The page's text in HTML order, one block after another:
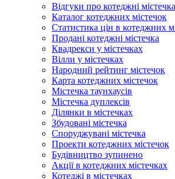
Відгуки про котеджні містечка
Каталог котеджних містечок
Статистика цін в котеджних
Продані котеджні містечка
Квадрекси у містечках
Вілли у містечках
Народний рейтинг містечок
Карта котеджних містечок
Містечка таунхаусів
Містечка дуплексів
Ділянки в містечках
Збудовані містечка
Споруджувані містечка
Проекти котеджних містечок
Будівництво зупинено
Акції в котеджних містечках
Котеджі в містечках